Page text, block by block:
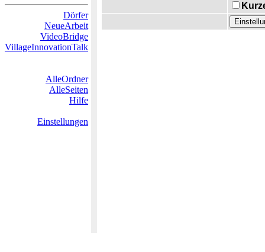
Dörfer
NeueArbeit
VideoBridge
VillageInnovationTalk
AlleOrdner
AlleSeiten
Hilfe
Einstellungen